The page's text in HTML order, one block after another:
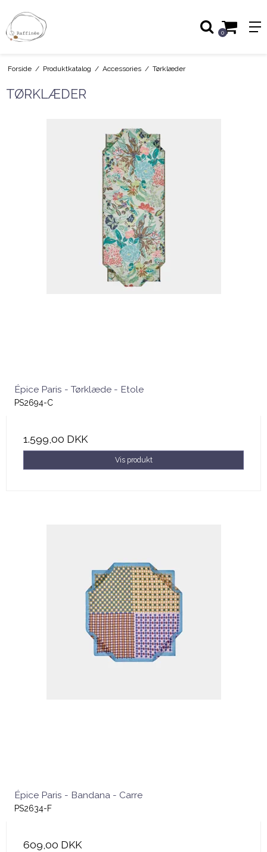
0
Forside / Produktkatalog / Accessories / Tørklæder
TØRKLÆDER
Épice Paris - Tørklæde - Etole
PS2694-C
1.599,00 DKK
Vis produkt
Épice Paris - Bandana - Carre
PS2634-F
609,00 DKK